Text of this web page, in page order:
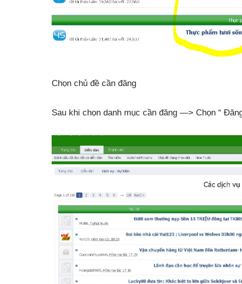
Chọn chủ đề cần đăng
Sau khi chọn danh mục cần đăng —> Chọn “